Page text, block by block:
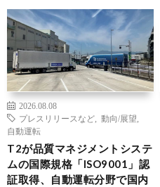
2026.08.08
プレスリリースなど
動向/展望
自動運転
T2が品質マネジメントシステ
ムの国際規格「ISO9001」認
証取得、自動運転分野で国内